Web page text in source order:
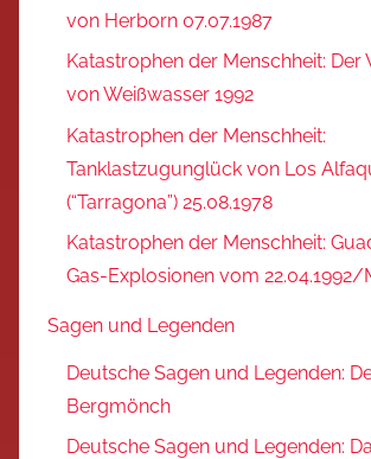
von Herborn 07.07.1987
Katastrophen der Menschheit: Der
von Weißwasser 1992
Katastrophen der Menschheit:
Tanklastzugunglück von Los
(“Tarragona”) 25.08.1978
Katastrophen der Menschheit:
Gas-Explosionen vom 22.04.1992/
Sagen und Legenden
Deutsche Sagen und Legenden:
Bergmönch
Deutsche Sagen und Legenden: